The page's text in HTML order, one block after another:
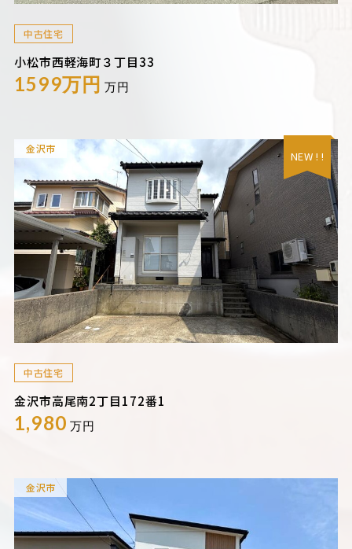
中古住宅
小松市西軽海町３丁目33
1599万円 万円
金沢市
NEW ! !
中古住宅
金沢市高尾南2丁目172番1
1,980 万円
金沢市